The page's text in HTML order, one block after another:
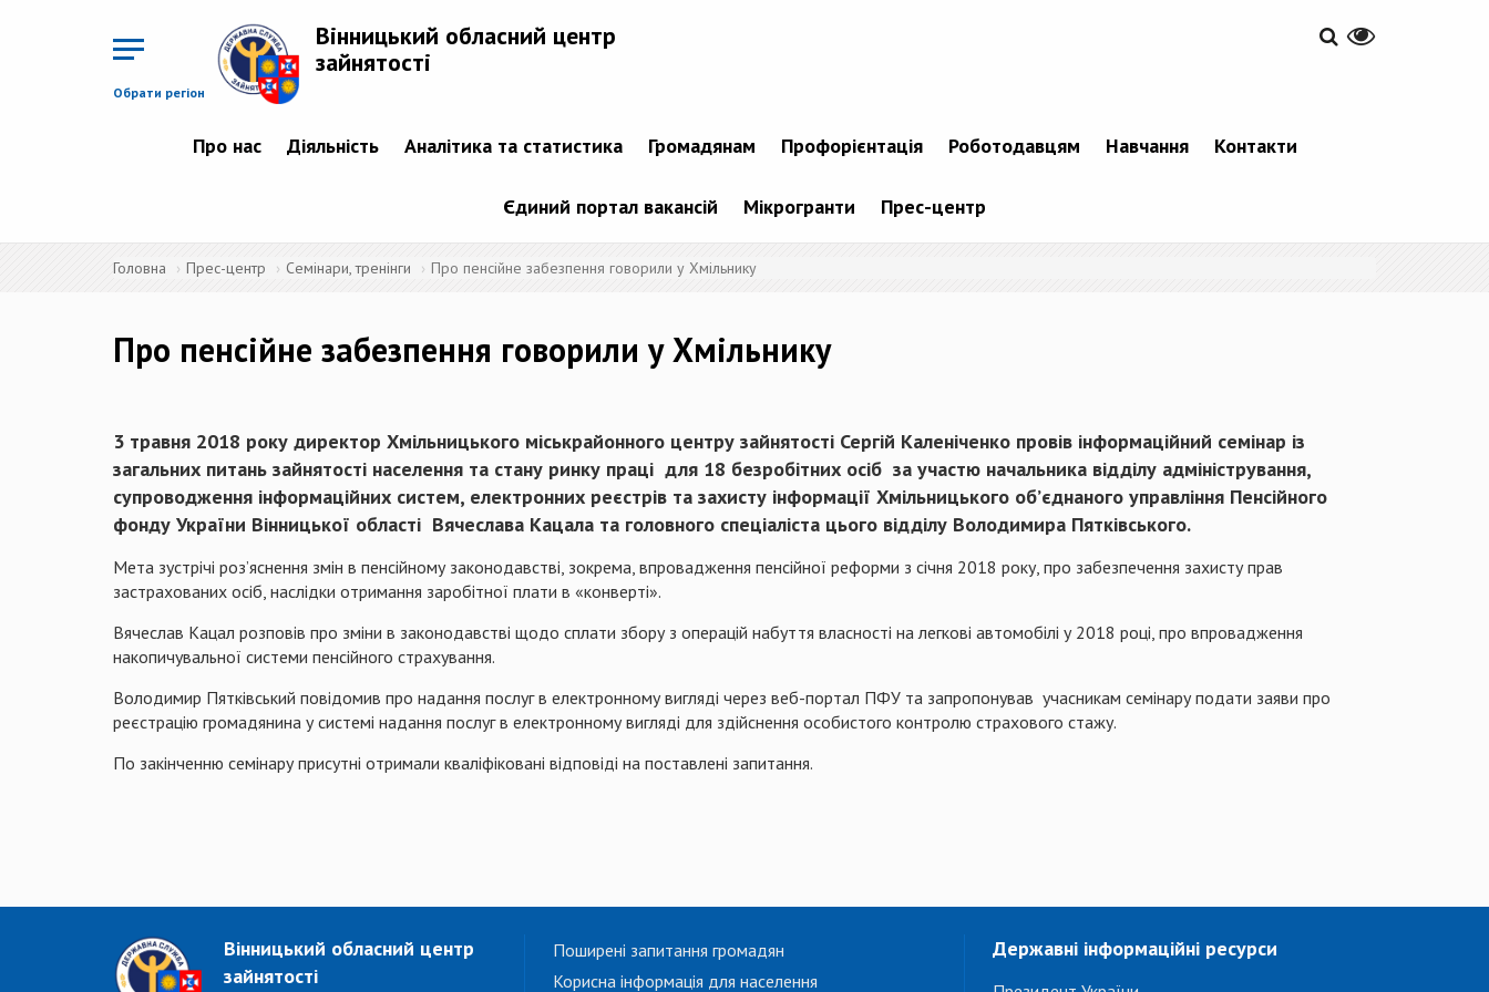
Обрати регіон
Вінницький обласний центр
зайнятості
Про нас Діяльність Аналітика та статистика Громадянам Профорієнтація Роботодавцям Навчання Контакти
Єдиний портал вакансій Мікрогранти Прес-центр
Головна Прес-центр Семінари, тренінги Про пенсійне забезпення говорили у Хмільнику
Про пенсійне забезпення говорили у Хмільнику
3 травня 2018 року директор Хмільницького міськрайонного центру зайнятості Сергій Каленіченко провів інформаційний семінар із
загальних питань зайнятості населення та стану ринку праці для 18 безробітних осіб за участю начальника відділу адміністрування,
супроводження інформаційних систем, електронних реєстрів та захисту інформації Хмільницького об’єднаного управління Пенсійного
фонду України Вінницької області Вячеслава Кацала та головного спеціаліста цього відділу Володимира Пятківського.
Мета зустрічі роз’яснення змін в пенсійному законодавстві, зокрема, впровадження пенсійної реформи з січня 2018 року, про забезпечення захисту прав
застрахованих осіб, наслідки отримання заробітної плати в «конверті».
Вячеслав Кацал розповів про зміни в законодавстві щодо сплати збору з операцій набуття власності на легкові автомобілі у 2018 році, про впровадження
накопичувальної системи пенсійного страхування.
Володимир Пятківський повідомив про надання послуг в електронному вигляді через веб-портал ПФУ та запропонував учасникам семінару подати заяви про
реєстрацію громадянина у системі надання послуг в електронному вигляді для здійснення особистого контролю страхового стажу.
По закінченню семінару присутні отримали кваліфіковані відповіді на поставлені запитання.
Вінницький обласний центр
зайнятості
Поширені запитання громадян
Корисна інформація для населення
Державні інформаційні ресурси